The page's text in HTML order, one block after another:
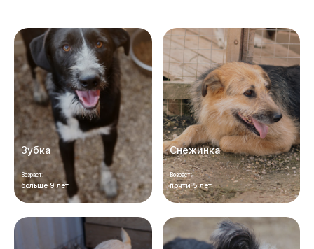
Зубка
Возраст:
больше 9 лет
Снежинка
Возраст:
почти 5 лет